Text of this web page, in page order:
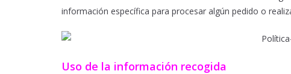
información específica para procesar algún pedido o
Uso de la información recogida